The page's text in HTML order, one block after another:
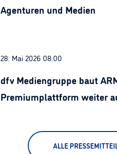
Agenturen und Medien
28. Mai 2026 08:00
dfv Mediengruppe baut
Premiumplattform weiter
ALLE